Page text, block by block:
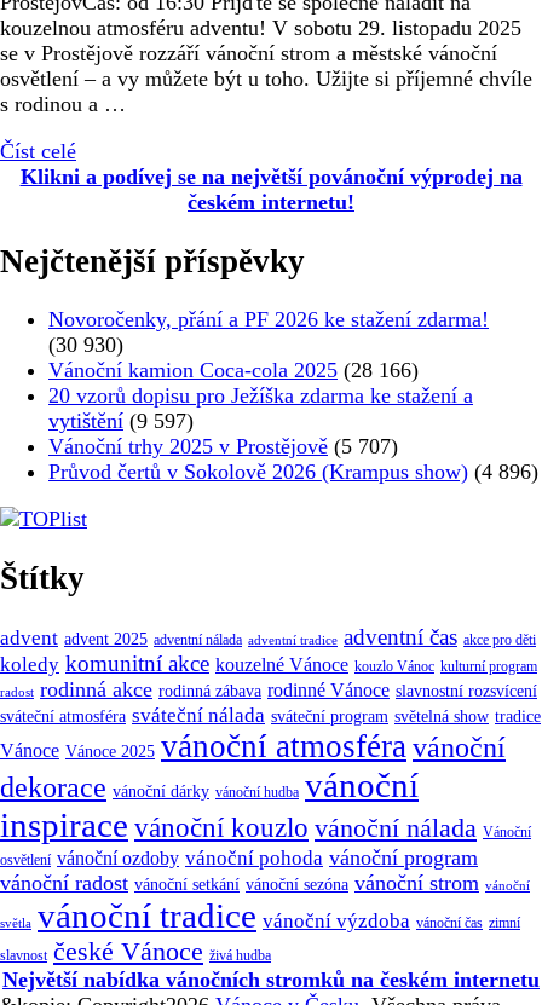
kouzelnou atmosféru adventu! V sobotu 29. listopadu 2025
se v Prostějově rozzáří vánoční strom a městské vánoční
osvětlení – a vy můžete být u toho. Užijte si příjemné chvíle
s rodinou a …
Číst celé
Klikni a podívej se na největší povánoční výprodej na
českém internetu!
Nejčtenější příspěvky
Novoročenky, přání a PF 2026 ke stažení zdarma!
(30 930)
Vánoční kamion Coca-cola 2025 (28 166)
20 vzorů dopisu pro Ježíška zdarma ke stažení a
vytištění (9 597)
Vánoční trhy 2025 v Prostějově (5 707)
Průvod čertů v Sokolově 2026 (Krampus show) (4 896)
Štítky
advent advent 2025 adventní nálada adventní tradice adventní čas akce pro děti
koledy komunitní akce kouzelné Vánoce kouzlo Vánoc kulturní program
radost rodinná akce rodinná zábava rodinné Vánoce slavnostní rozsvícení
sváteční atmosféra sváteční nálada sváteční program světelná show tradice
Vánoce Vánoce 2025 vánoční atmosféravánoční
dekorace vánoční dárky vánoční hudba vánoční
inspirace vánoční kouzlo vánoční nálada Vánoční
osvětlení vánoční ozdoby vánoční pohoda vánoční program
vánoční radost vánoční setkání vánoční sezóna vánoční strom vánoční
světla vánoční tradice vánoční výzdoba vánoční čas zimní
slavnost české Vánoce živá hudba
Největší nabídka vánočních stromků na českém internetu